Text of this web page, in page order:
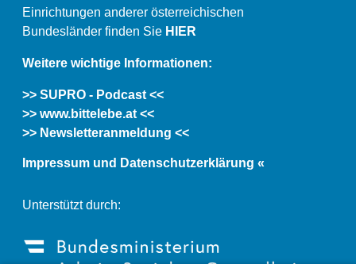
Einrichtungen anderer österreichischen
Bundesländer finden Sie HIER
Weitere wichtige Informationen:
>> SUPRO - Podcast <<
>> www.bittelebe.at <<
>> Newsletteranmeldung <<
Impressum und Datenschutzerklärung «
Unterstützt durch: